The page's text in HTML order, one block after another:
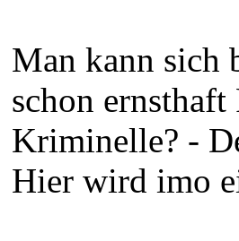
Man kann sich
schon
Kriminelle? -
Hier wird imo